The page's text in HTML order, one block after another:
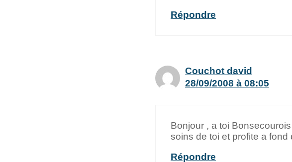
Répondre
Couchot david
28/09/2008 à 08:05
Bonjour , a toi
soins de toi et profite a
Répondre